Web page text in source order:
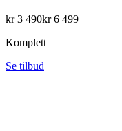
kr3 490kr6 499
Komplett
Se tilbud